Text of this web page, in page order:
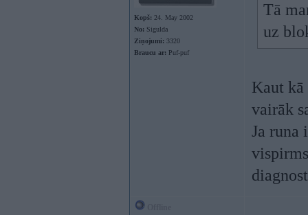
Kopš: 24. May 2002
No: Sigulda
Ziņojumi: 3320
Braucu ar: Puf-puf
Tā
uz
Kaut
vairāk
Ja runa